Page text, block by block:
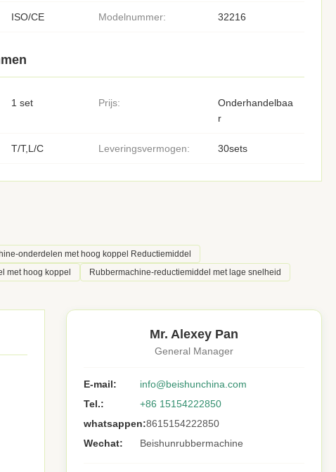
ISO/CE Modelnummer: 32216
1 set Prijs:
Onderhandelbaa
r
T/T,L/C Leveringsvermogen: 30sets
onderdelen met hoog koppel Reductiemiddel
met hoog koppel
Rubbermachine-reductiemiddel met lage snelheid
Mr. Alexey Pan
General Manager
E-mail:
info@beishunchina.com
Tel.:
+86 15154222850
whatsappen:8615154222850
Wechat:
Beishunrubbermachine